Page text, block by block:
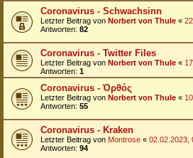
Coronavirus - Schwachsinn
Letzter Beitrag von Norbert von Thule «
Antworten: 82
Coronavirus - Twitter Files
Letzter Beitrag von Norbert von Thule «
Antworten: 1
Coronavirus - Ὀρθός
Letzter Beitrag von Norbert von Thule «
Antworten: 55
Coronavirus - Kraken
Letzter Beitrag von Montrose « 02.02.2023,
Antworten: 94